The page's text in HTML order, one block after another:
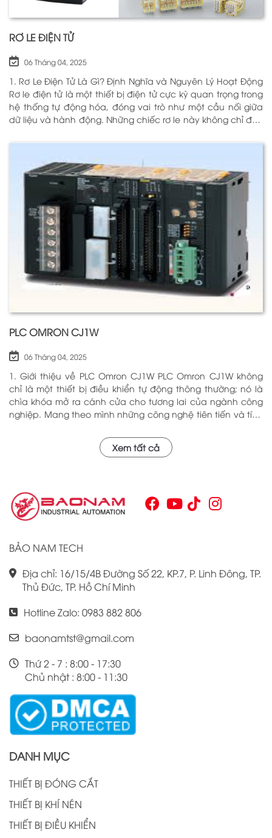
RƠ LE ĐIỆN TỬ
06 Tháng 04, 2025
1. Rơ Le Điện Tử Là Gì? Định Nghĩa và Nguyên Lý Hoạt Động
Rơ le điện tử là một thiết bị điện tử cực kỳ quan trọng trong
hệ thống tự động hóa, đóng vai trò như một cầu nối giữa
dữ liệu và hành động. Những chiếc rơ le này không chỉ đơn
thông minh giúp điều khiển và giám sát hoạt động của các
thiết bị khác nhau trong môi trường công nghiệp cũng như
trong hộ gia đình. Bằng cách sử dụng công nghệ hiện đại,
rơ le điện tử có khả năng xử lý và phản hồi nhanh chóng,
nhằm nâng cao hiệu suất hoạt động và độ an toàn cho
các hệ thống mà nó kiểm soát. N
PLC OMRON CJ1W
06 Tháng 04, 2025
1. Giới thiệu về PLC Omron CJ1W PLC Omron CJ1W không
chỉ là một thiết bị điều khiển tự động thông thường; nó là
chìa khóa mở ra cánh cửa cho tương lai của ngành công
nghiệp. Mang theo mình những công nghệ tiên tiến và tính
mình qua nhiều năm phục vụ trong nhiều lĩnh vực khác
nhau. Với khả năng hoạt động ổn định và hiệu quả, sản
Chính vì vậy, việc nắm vững những thông tin cơ bản về PLC
Omron CJ1W là điều cần thiết cho bất kỳ ai muốn cải thiện
hiệu suất công việc của mình.
Xem tất cả
BẢO NAM TECH
Địa chỉ: 16/15/4B Đường Số 22, KP.7, P. Linh Đông, TP.
Thủ Đức, TP. Hồ Chí Minh
Hotline Zalo: 0983 882 806
baonamtst@gmail.com
Thứ 2 - 7 : 8:00 - 17:30
Chủ nhật : 8:00 - 11:30
DANH MỤC
THIẾT BỊ ĐÓNG CẮT
THIẾT BỊ KHÍ NÉN
THIẾT BỊ ĐIỀU KHIỂN